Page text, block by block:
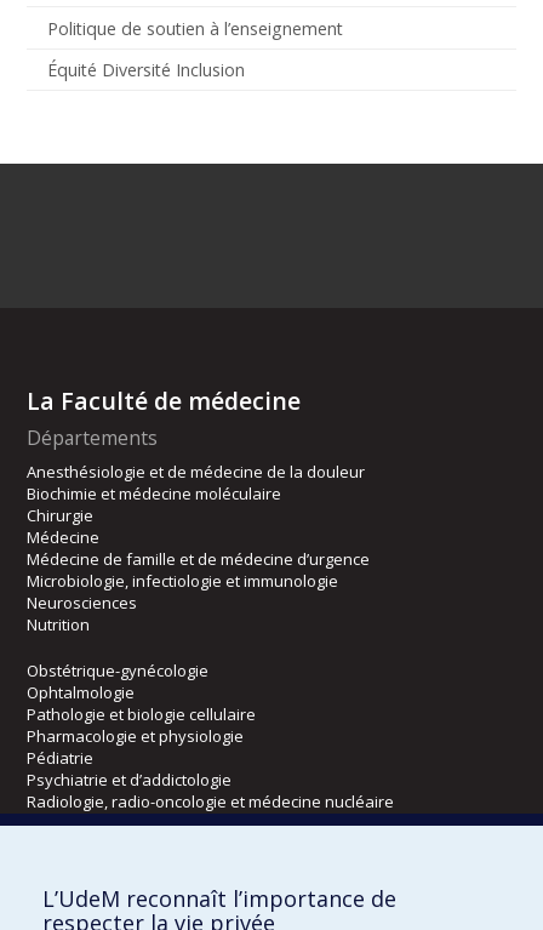
Politique de soutien à l’enseignement
Équité Diversité Inclusion
La Faculté de médecine
Départements
Anesthésiologie et de médecine de la douleur
Biochimie et médecine moléculaire
Chirurgie
Médecine
Médecine de famille et de médecine d’urgence
Microbiologie, infectiologie et immunologie
Neurosciences
Nutrition
Obstétrique-gynécologie
Ophtalmologie
Pathologie et biologie cellulaire
Pharmacologie et physiologie
Pédiatrie
Psychiatrie et d’addictologie
Radiologie, radio-oncologie et médecine nucléaire
Kinésiologie et des sciences de l’activité physique
L’UdeM reconnaît l’importance de
respecter la vie privée